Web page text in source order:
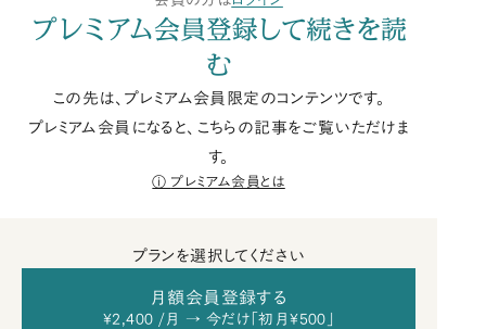
プレミアム会員登録して続きを読
む
この先は、プレミアム会員限定のコンテンツです。
プレミアム会員になると、こちらの記事をご覧いただけま
す。
プレミアム会員とは
プランを選択してください
月額会員登録する
¥2,400 /月 → 今だけ「初月¥500」